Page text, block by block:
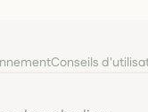
Conseils